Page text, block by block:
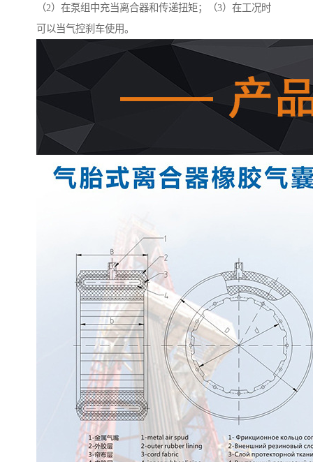
（2）在泵组中充当离合器和传递扭矩；（3）在工况时
可以当气控刹车使用。